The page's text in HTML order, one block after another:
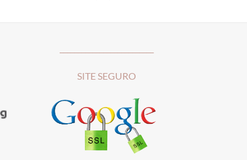
SITE SEGURO